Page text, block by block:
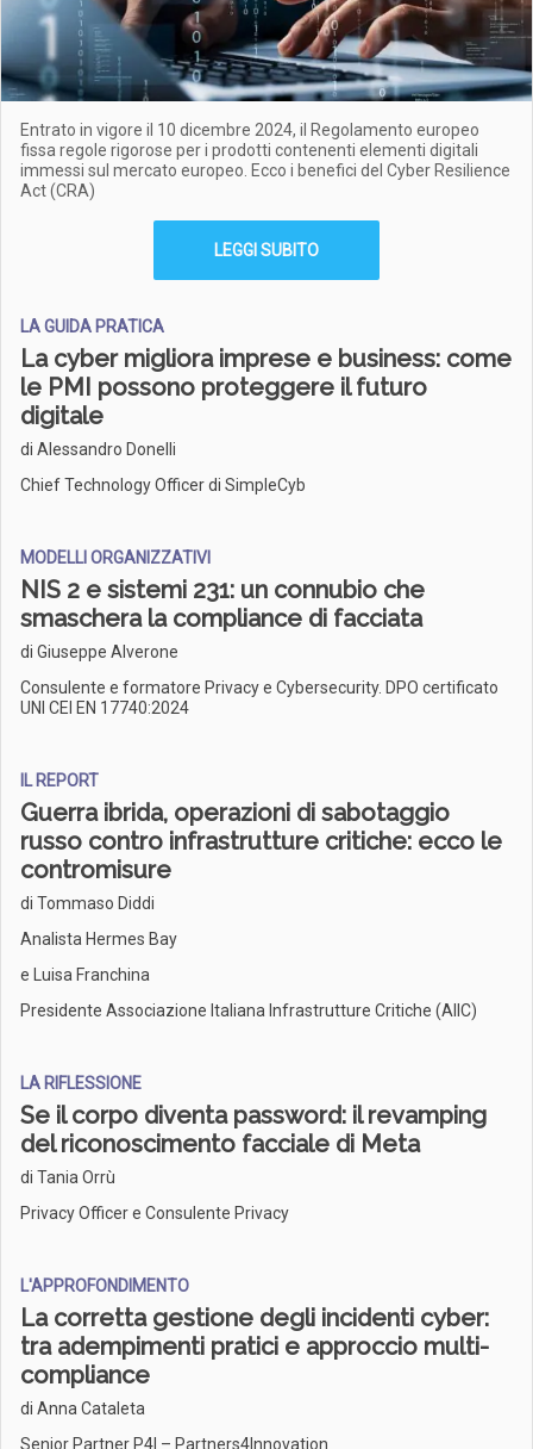
Entrato in vigore il 10 dicembre 2024, il Regolamento europeo
fissa regole rigorose per i prodotti contenenti elementi digitali
immessi sul mercato europeo. Ecco i benefici del Cyber Resilience
Act (CRA)
LEGGI SUBITO
LA GUIDA PRATICA
La cyber migliora imprese e business: come
le PMI possono proteggere il futuro
digitale
di Alessandro Donelli
Chief Technology Officer di SimpleCyb
MODELLI ORGANIZZATIVI
NIS 2 e sistemi 231: un connubio che
smaschera la compliance di facciata
di Giuseppe Alverone
Consulente e formatore Privacy e Cybersecurity. DPO certificato
UNI CEI EN 17740:2024
IL REPORT
Guerra ibrida, operazioni di sabotaggio
russo contro infrastrutture critiche: ecco le
contromisure
di Tommaso Diddi
Analista Hermes Bay
e Luisa Franchina
Presidente Associazione Italiana Infrastrutture Critiche (AIIC)
LA RIFLESSIONE
Se il corpo diventa password: il revamping
del riconoscimento facciale di Meta
di Tania Orrù
Privacy Officer e Consulente Privacy
L'APPROFONDIMENTO
La corretta gestione degli incidenti cyber:
tra adempimenti pratici e approccio multi-
compliance
di Anna Cataleta
Senior Partner P4I – Partners4Innovation